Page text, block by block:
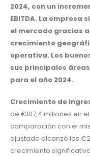
2024, con un
EBITDA. La empresa
el mercado gracias
crecimiento
operativa. Los
sus principales
para el año 2024.
Crecimiento de
de €107,4 millones en
comparación con el
ajustado alcanzó los
crecimiento